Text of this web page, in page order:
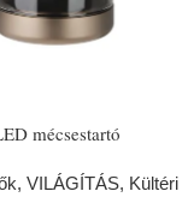
mécsestartó
, VILÁGÍTÁS, Kültéri